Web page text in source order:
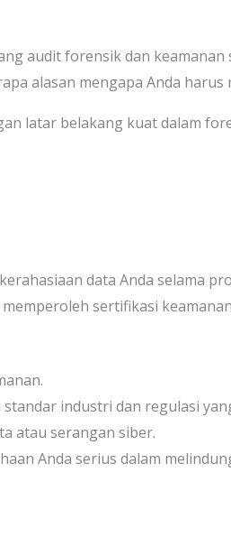
audit forensik dan
alasan mengapa Anda harus
latar belakang kuat dalam
data Anda selama
sertifikasi
industri dan regulasi
atau serangan siber.
Anda serius dalam